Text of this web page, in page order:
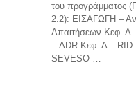
του προγράμματος
2.2): ΕΙΣΑΓΩΓΗ –
Απαιτήσεων Κεφ. Α
– ADR Κεφ. Δ –
SEVESO …